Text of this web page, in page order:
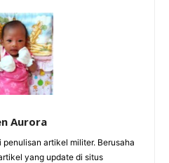
Aurora
artikel militer. Berusaha
yang update di situs